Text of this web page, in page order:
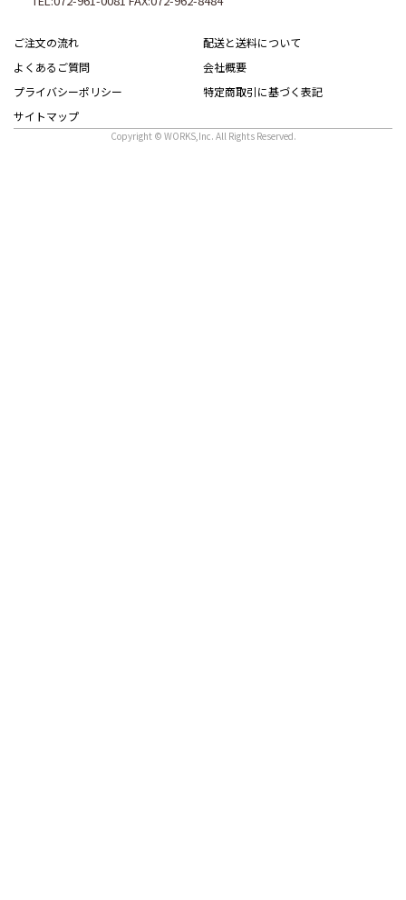
ご注文の流れ
配送と送料について
よくあるご質問
会社概要
プライバシーポリシー
特定商取引に基づく表記
サイトマップ
Copyright © WORKS,Inc. All Rights Reserved.